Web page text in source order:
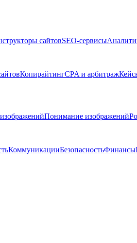
сайтовSEO-сервисы
КопирайтингCPA и арбитраж
Понимание изображений
КоммуникацииБезопасностьФинансы